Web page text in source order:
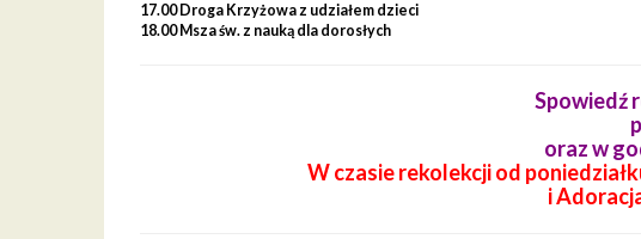
17.00 Droga Krzyżowa z udziałem dzieci
18.00 Msza św. z nauką dla dorosłych
Spowiedź
oraz w
W czasie rekolekcji od
i